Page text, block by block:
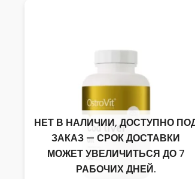
НЕТ В НАЛИЧИИ, ДОСТУПНО
ЗАКАЗ — СРОК ДОСТАВКИ
МОЖЕТ УВЕЛИЧИТЬСЯ ДО 7
РАБОЧИХ ДНЕЙ.